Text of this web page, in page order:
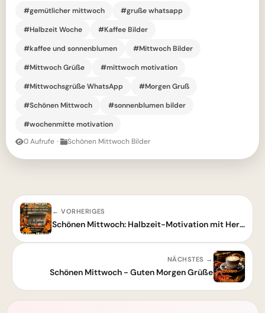
#gemütlicher mittwoch
#gruße whatsapp
#Halbzeit Woche
#Kaffee Bilder
#kaffee und sonnenblumen
#Mittwoch Bilder
#Mittwoch Grüße
#mittwoch motivation
#Mittwochsgrüße WhatsApp
#Morgen Gruß
#Schönen Mittwoch
#sonnenblumen bilder
#wochenmitte motivation
0 Aufrufe · Schönen Mittwoch Bilder
← VORHERIGES
Schönen Mittwoch: Halbzeit-Motivation mit Herbstgruß
NÄCHSTES →
Schönen Mittwoch - Guten Morgen Grüße